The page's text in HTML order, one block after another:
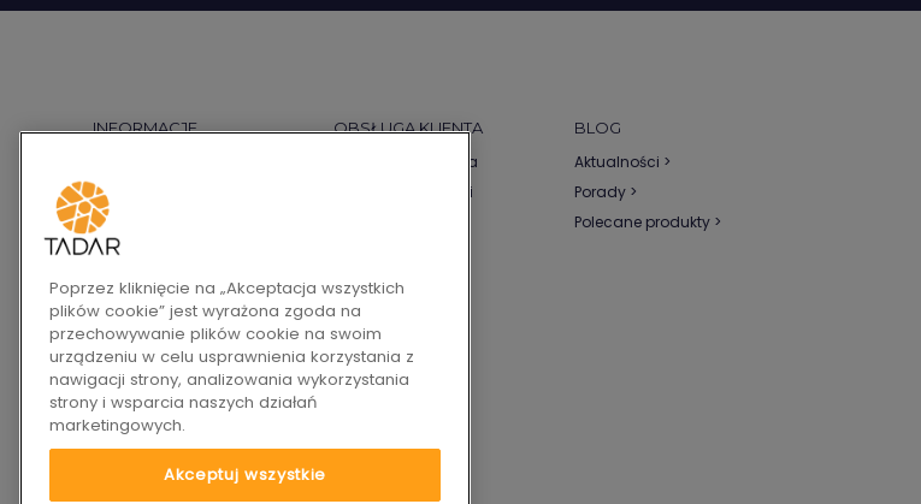
INFORMACJE
Polityka prywatności
Polityka cookies
Pytania i odpowiedzi
Prawa autorskie
Bezpieczeństwo Produktów
Regulamin DSA
Wycofane produkty
Programy specjalne
Newsletter
OBSŁUGA KLIENTA
Płatności i dostawa
Warunki gwarancji
Kontakt
BLOG
Aktualności >
Porady >
Polecane produkty >
Poprzez kliknięcie na „Akceptacja wszystkich
plików cookie” jest wyrażona zgoda na
przechowywanie plików cookie na swoim
urządzeniu w celu usprawnienia korzystania z
nawigacji strony, analizowania wykorzystania
strony i wsparcia naszych działań
marketingowych.
Akceptuj wszystkie